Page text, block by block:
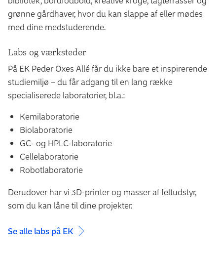
grønne gårdhaver, hvor du kan slappe af eller mødes
med dine medstuderende.
Labs og værksteder
På EK Peder Oxes Allé får du ikke bare et inspirerende
studiemiljø – du får adgang til en lang række
specialiserede laboratorier, bl.a.:
Kemilaboratorie
Biolaboratorie
GC- og HPLC-laboratorie
Cellelaboratorie
Robotlaboratorie
Derudover har vi 3D-printer og masser af feltudstyr,
som du kan låne til dine projekter.
Se alle labs på EK